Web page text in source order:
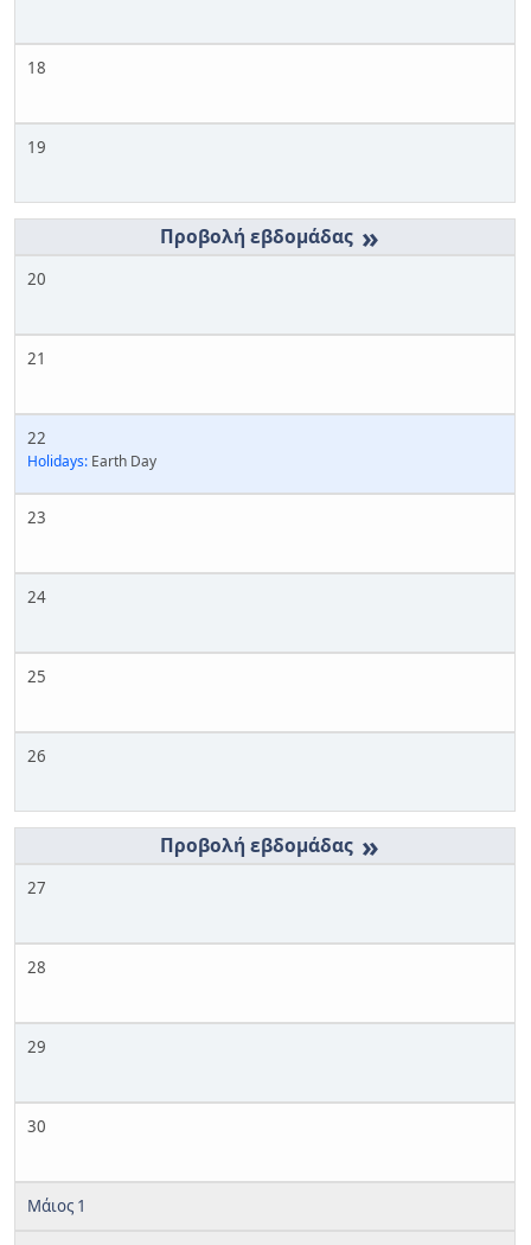
18
19
»
20
21
22
Holidays: Earth Day
23
24
25
26
»
27
28
29
30
Μάιος 1